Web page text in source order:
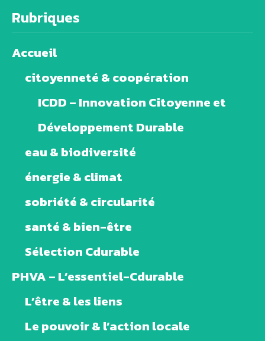
Rubriques
Accueil
citoyenneté & coopération
ICDD – Innovation Citoyenne et
Développement Durable
eau & biodiversité
énergie & climat
sobriété & circularité
santé & bien-être
Sélection Cdurable
PHVA – L’essentiel-Cdurable
L’être & les liens
Le pouvoir & l’action locale